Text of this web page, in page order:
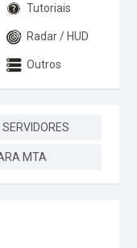
Tutoriais
Radar / HUD
Outros
MTA